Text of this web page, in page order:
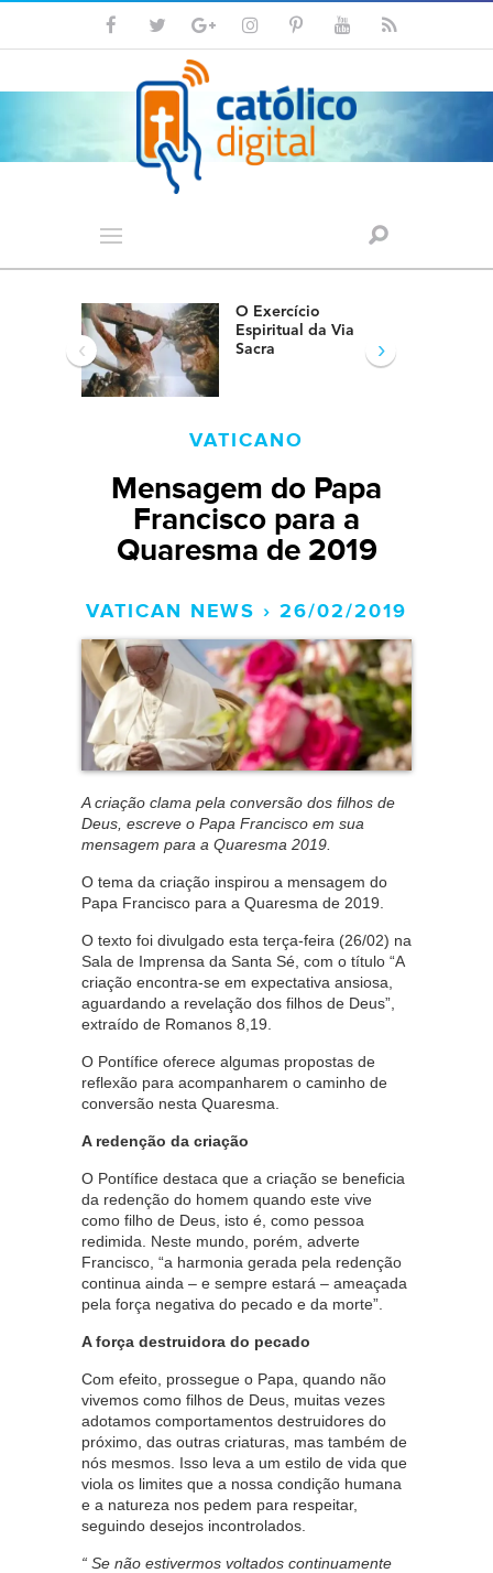
O Exercício
Espiritual da Via
Sacra
‹ ›
VATICANO
Mensagem do Papa
Francisco para a
Quaresma de 2019
VATICAN NEWS › 26/02/2019
A criação clama pela conversão dos filhos de
Deus, escreve o Papa Francisco em sua
mensagem para a Quaresma 2019.
O tema da criação inspirou a mensagem do
Papa Francisco para a Quaresma de 2019.
O texto foi divulgado esta terça-feira (26/02) na
Sala de Imprensa da Santa Sé, com o título “A
criação encontra-se em expectativa ansiosa,
aguardando a revelação dos filhos de Deus”,
extraído de Romanos 8,19.
O Pontífice oferece algumas propostas de
reflexão para acompanharem o caminho de
conversão nesta Quaresma.
A redenção da criação
O Pontífice destaca que a criação se beneficia
da redenção do homem quando este vive
como filho de Deus, isto é, como pessoa
redimida. Neste mundo, porém, adverte
Francisco, “a harmonia gerada pela redenção
continua ainda – e sempre estará – ameaçada
pela força negativa do pecado e da morte”.
A força destruidora do pecado
Com efeito, prossegue o Papa, quando não
vivemos como filhos de Deus, muitas vezes
adotamos comportamentos destruidores do
próximo, das outras criaturas, mas também de
nós mesmos. Isso leva a um estilo de vida que
viola os limites que a nossa condição humana
e a natureza nos pedem para respeitar,
seguindo desejos incontrolados.
“ Se não estivermos voltados continuamente